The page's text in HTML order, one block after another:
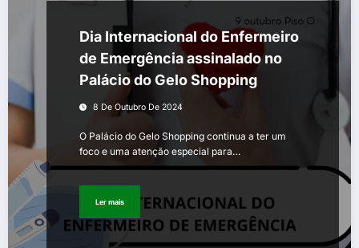
Dia Internacional do Enfermeiro
de Emergência assinalado no
Palácio do Gelo Shopping
8 De Outubro De 2024
O Palácio do Gelo Shopping continua a ter um
foco e uma atenção especial para…
Ler mais